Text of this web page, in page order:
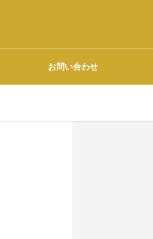
お問い合わせ